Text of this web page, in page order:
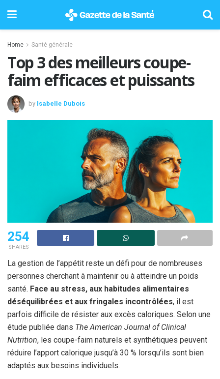
Home Santé générale
Top 3 des meilleurs coupe-
faim efficaces et puissants
by Isabelle Dubois
254
SHARES
La gestion de l’appétit reste un défi pour de nombreuses
personnes cherchant à maintenir ou à atteindre un poids
santé. Face au stress, aux habitudes alimentaires
déséquilibrées et aux fringales incontrôlées, il est
parfois difficile de résister aux excès caloriques. Selon une
étude publiée dans The American Journal of Clinical
Nutrition, les coupe-faim naturels et synthétiques peuvent
réduire l’apport calorique jusqu’à 30 % lorsqu’ils sont bien
adaptés aux besoins individuels.